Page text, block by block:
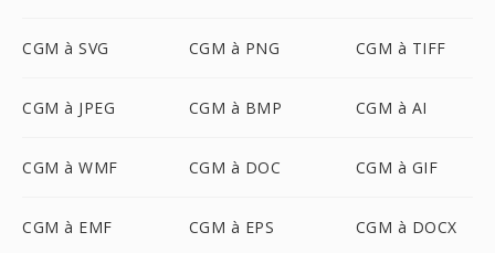
CGM à SVG CGM à PNG CGM à TIFF
CGM à JPEG CGM à BMP CGM à AI
CGM à WMF CGM à DOC CGM à GIF
CGM à EMF CGM à EPS CGM à DOCX